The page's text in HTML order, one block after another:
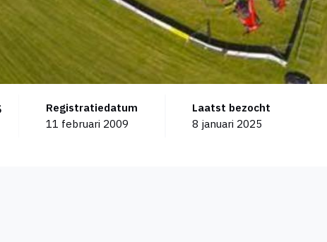
Registratiedatum
11 februari 2009
Laatst bezocht
8 januari 2025